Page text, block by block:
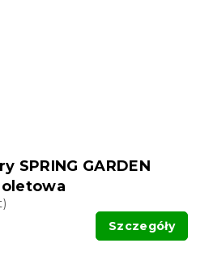
SPRING GARDEN
Szczegóły